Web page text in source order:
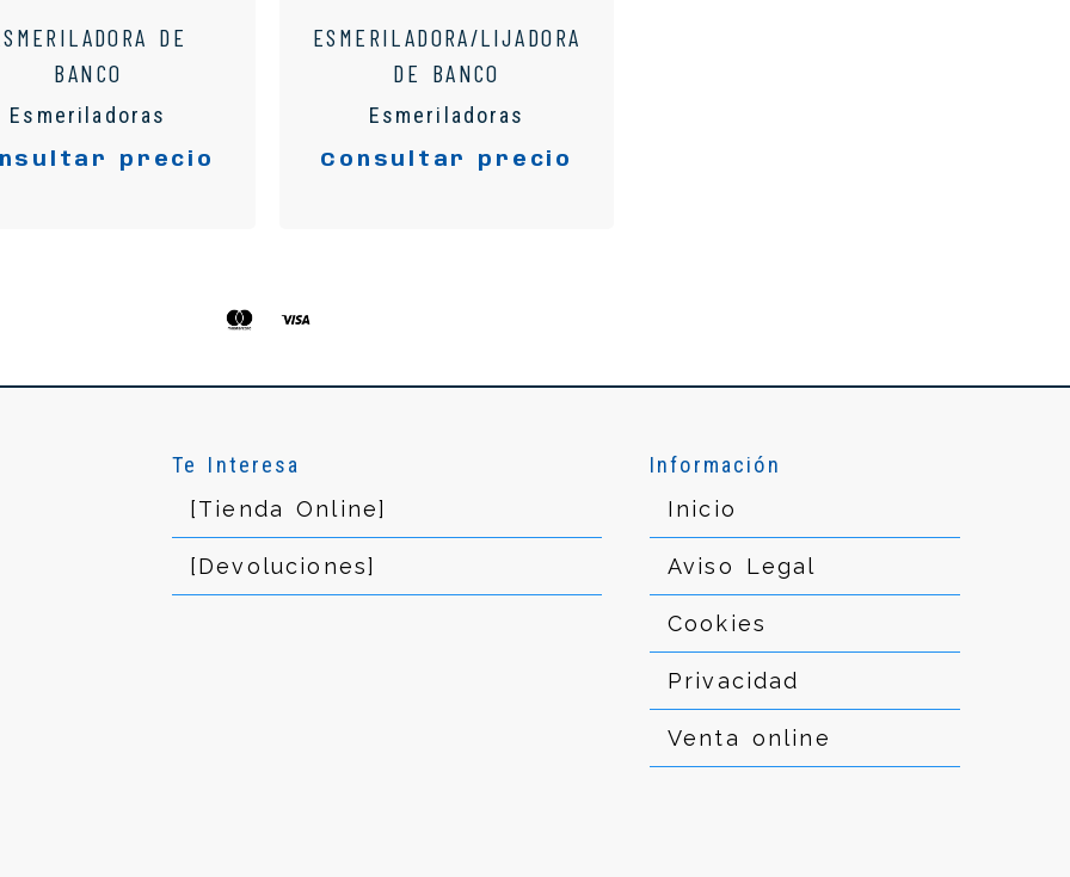
DE
BANCO
Esmeriladoras
precio
ESMERILADORA/LIJADORA
DE BANCO
Esmeriladoras
Consultar precio
Te Interesa
[Tienda Online]
[Devoluciones]
Información
Inicio
Aviso Legal
Cookies
Privacidad
Venta online